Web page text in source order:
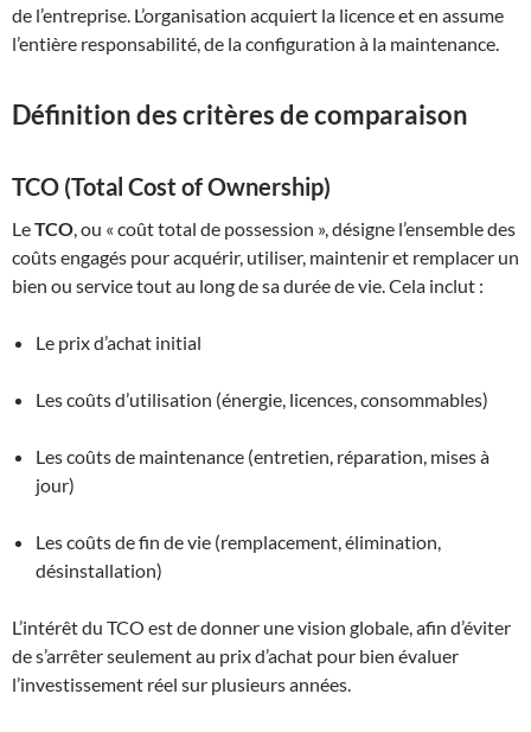
de l’entreprise. L’organisation acquiert la licence et en assume
l’entière responsabilité, de la configuration à la maintenance.
Définition des critères de comparaison
TCO (Total Cost of Ownership)
LeTCO, ou « coût total de possession », désigne l’ensemble des
coûts engagés pour acquérir, utiliser, maintenir et remplacer un
bien ou service tout au long de sa durée de vie. Cela inclut :
Le prix d’achat initial
Les coûts d’utilisation (énergie, licences, consommables)
Les coûts de maintenance (entretien, réparation, mises à
jour)
Les coûts de fin de vie (remplacement, élimination,
désinstallation)
L’intérêt du TCO est de donner une vision globale, afin d’éviter
de s’arrêter seulement au prix d’achat pour bien évaluer
l’investissement réel sur plusieurs années.